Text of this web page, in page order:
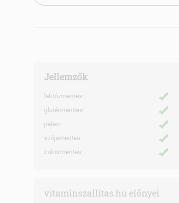
Jellemzők
laktózmentes:
gluténmentes:
paleo:
szójamentes:
cukormentes:
vitaminszallitas.hu előnyei